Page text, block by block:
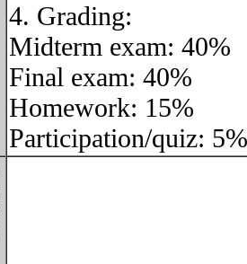
4. Grading:
Midterm exam: 40%
Final exam: 40%
Homework: 15%
Participation/quiz: